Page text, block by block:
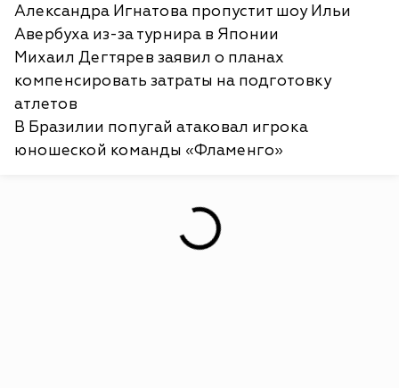
Александра Игнатова пропустит шоу Ильи
Авербуха из-за турнира в Японии
Михаил Дегтярев заявил о планах
компенсировать затраты на подготовку
атлетов
В Бразилии попугай атаковал игрока
юношеской команды «Фламенго»